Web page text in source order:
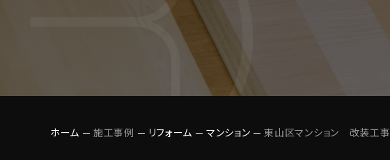
ホーム 施工事例 リフォーム マンション 東山区マンション 改装工事